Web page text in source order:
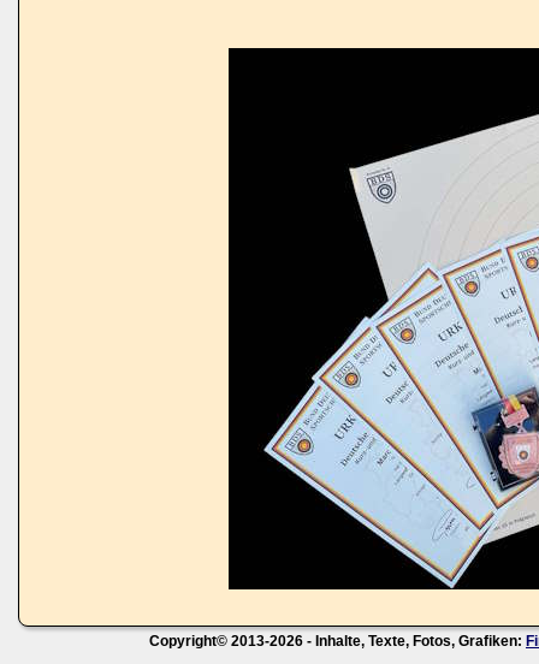
Copyright© 2013-2026 - Inhalte, Texte, Fotos, Grafiken: